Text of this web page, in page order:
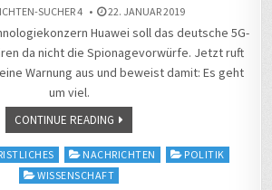
SUCHER 4 22. JANUAR 2019
Huawei soll das deutsche 5G-
da nicht die Spionagevorwürfe. Jetzt ruft
Warnung aus und beweist damit: Es geht
um viel.
CONTINUE READING
NACHRICHTEN
POLITIK
WISSENSCHAFT